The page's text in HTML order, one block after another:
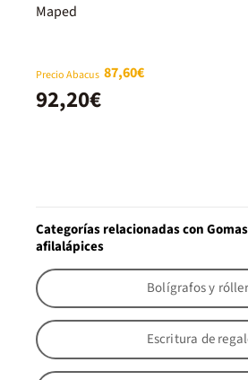
Maped
Precio Abacus 87,60€
92,20€
Categorías relacionadas con
afilalápices
Bolígrafos y
Escritura de